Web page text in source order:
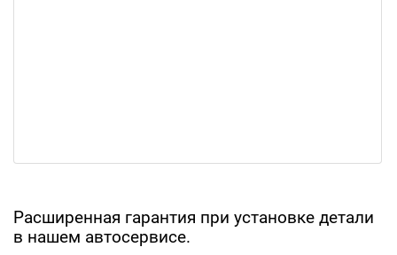
Расширенная гарантия при установке детали
в нашем автосервисе.